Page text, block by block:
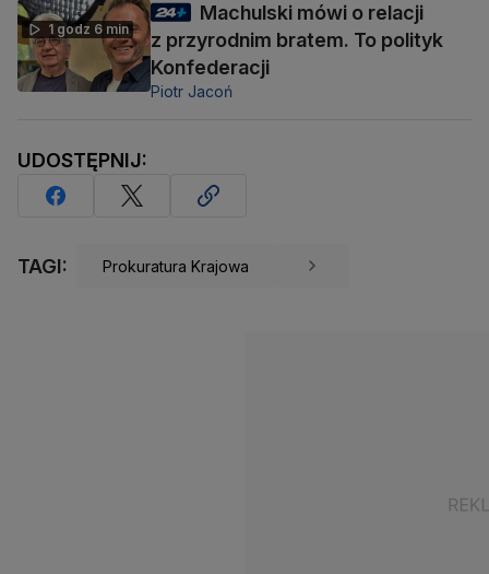
1 godz 6 min
Machulski mówi o relacji
z przyrodnim bratem. To polityk
Konfederacji
Piotr Jacoń
UDOSTĘPNIJ:
TAGI: Prokuratura Krajowa